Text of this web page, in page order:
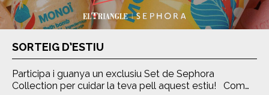
SORTEIG D’ESTIU
Participa i guanya un exclusiu Set de Sephora
Collection per cuidar la teva pell aquest estiu! Com…